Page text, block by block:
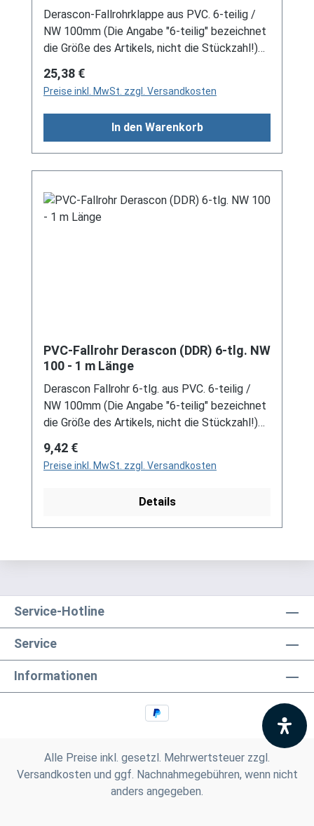
Derascon-Fallrohrklappe aus PVC. 6-teilig /
NW 100mm (Die Angabe "6-teilig" bezeichnet
die Größe des Artikels, nicht die Stückzahl!)
Restbestände eines nicht mehr produzierten
DDR-Entwässerungssystems, welches mit
modernen Systemen nicht kompatibel ist. Bei
Fragen stehen wir gerne auch telefonische für
unser Kontaktformular oder per E-Mail
an verkauf@mehag-mhl.de.
Regulärer Preis:
25,38 €
Preise inkl. MwSt. zzgl. Versandkosten
In den Warenkorb
PVC-Fallrohr Derascon (DDR) 6-tlg. NW
100 - 1 m Länge
Derascon Fallrohr 6-tlg. aus PVC. 6-teilig /
NW 100mm (Die Angabe "6-teilig" bezeichnet
die Größe des Artikels, nicht die Stückzahl!)
(Auf Anfrage sind
handelt sich hierbei um Restbestände eines
modernen Systemen nicht kompatibel ist. Bei
Fragen stehen wir gerne auch telefonische für
Sie bereit. Größere Artikel dieser Serie, wie die
Dachrinnen, sind auf Anfrage erhältlich.
Schreiben Sie uns hierzu gerne über
unser Kontaktformular oder per E-Mail
an verkauf@mehag-mhl.de.
Regulärer Preis:
9,42 €
Preise inkl. MwSt. zzgl. Versandkosten
Details
Service-Hotline
Service
Informationen
Alle Preise inkl. gesetzl. Mehrwertsteuer zzgl.
Versandkosten und ggf. Nachnahmegebühren, wenn nicht
anders angegeben.